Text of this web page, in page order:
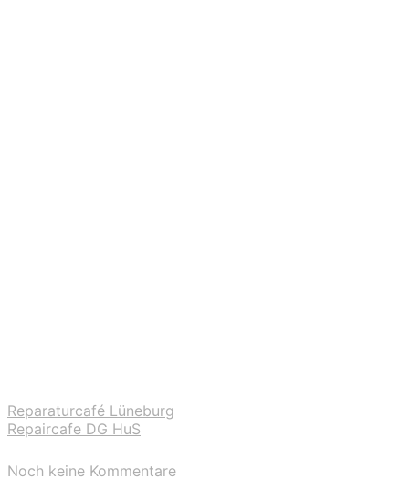
Reparaturcafé Lüneburg
Repaircafe DG HuS
Noch keine Kommentare